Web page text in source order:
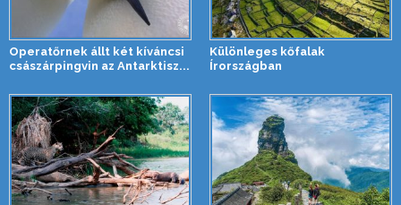
Operatőrnek állt két kíváncsi
császárpingvin az Antarktisz...
Különleges kőfalak
Írországban